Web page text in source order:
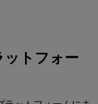
ットフォー